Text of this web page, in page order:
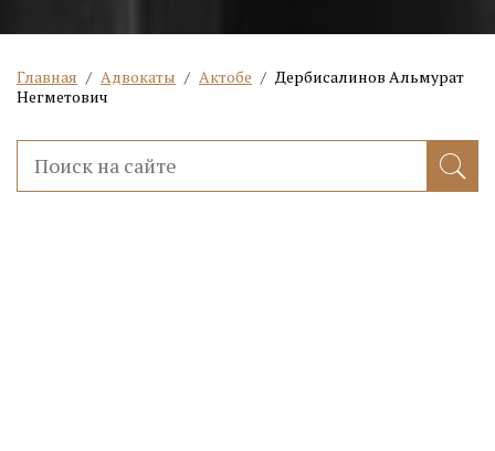
Главная / Адвокаты / Актобе / Дербисалинов Альмурат
Негметович